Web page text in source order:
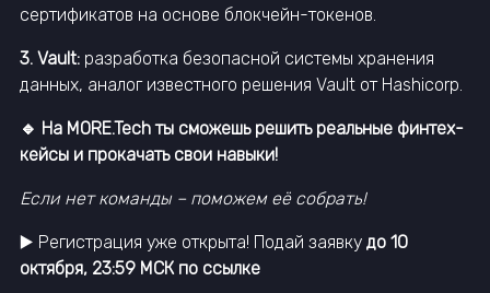
сертификатов на основе блокчейн-токенов.
3. Vault: разработка безопасной системы хранения
данных, аналог известного решения Vault от Hashicorp.
🔹 На MORE.Tech ты сможешь решить реальные финтех-
кейсы и прокачать свои навыки!
Если нет команды – поможем её собрать!
▶️ Регистрация уже открыта! Подай заявку до 10
октября, 23:59 МСК по ссылке